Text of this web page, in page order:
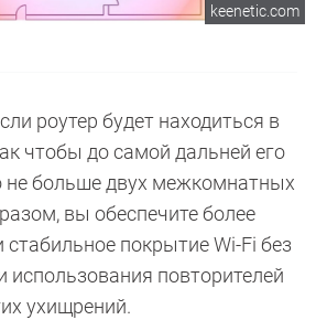
keenetic.com
роутер будет находиться в
чтобы до самой дальней его
больше двух межкомнатных
вы обеспечите более
покрытие Wi-Fi без
использования повторителей
ухищрений.